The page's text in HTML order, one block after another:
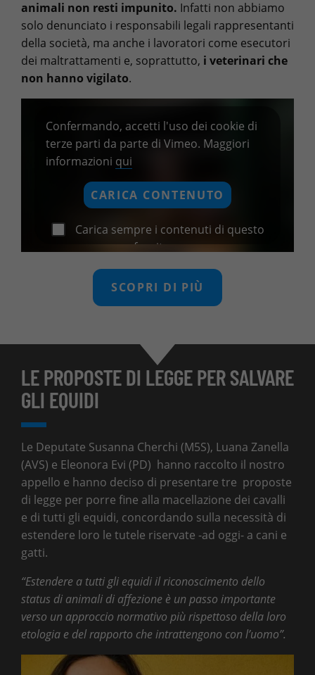
animali non resti impunito. Infatti non abbiamo
solo denunciato i responsabili legali rappresentanti
della società, ma anche i lavoratori come esecutori
dei maltrattamenti e, soprattutto, i veterinari che
non hanno vigilato.
Confermando, accetti l'uso dei cookie di
terze parti da parte di Vimeo. Maggiori
informazioni qui
CARICA CONTENUTO
Carica sempre i contenuti di questo
fornitore
SCOPRI DI PIÙ
LE PROPOSTE DI LEGGE PER SALVARE
GLI EQUIDI
Le Deputate Susanna Cherchi (M5S), Luana Zanella
(AVS) e Eleonora Evi (PD) hanno raccolto il nostro
appello e hanno deciso di presentare tre proposte
di legge per porre fine alla macellazione dei cavalli
e di tutti gli equidi, concordando sulla necessità di
estendere loro le tutele riservate -ad oggi- a cani e
gatti.
“Estendere a tutti gli equidi il riconoscimento dello
status di animali di affezione è un passo importante
verso un approccio normativo più rispettoso della loro
etologia e del rapporto che intrattengono con l’uomo”.